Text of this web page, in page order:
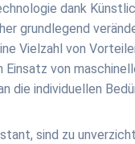
dank
grundlegend
Vielzahl von
von
die individuellen
sind zu